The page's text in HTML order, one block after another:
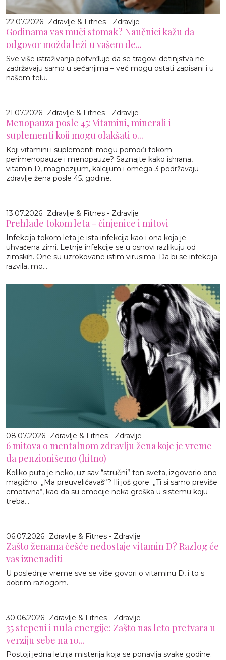
22.07.2026 Zdravlje & Fitnes - Zdravlje
Godinama vas muči stomak? Naučnici kažu da
odgovor možda leži u vašem de...
Sve više istraživanja potvrđuje da se tragovi detinjstva ne
zadržavaju samo u sećanjima – već mogu ostati zapisani i u
našem telu.
21.07.2026 Zdravlje & Fitnes - Zdravlje
Menopauza posle 45: Vitamini, minerali i
suplementi koji mogu olakšati o...
Koji vitamini i suplementi mogu pomoći tokom
perimenopauze i menopauze? Saznajte kako ishrana,
vitamin D, magnezijum, kalcijum i omega-3 podržavaju
zdravlje žena posle 45. godine.
13.07.2026 Zdravlje & Fitnes - Zdravlje
Prehlade tokom leta - činjenice i mitovi
Infekcija tokom leta je ista infekcija kao i ona koja je
uhvaćena zimi. Letnje infekcije se u osnovi razlikuju od
zimskih. One su uzrokovane istim virusima. Da bi se infekcija
razvila, mo...
08.07.2026 Zdravlje & Fitnes - Zdravlje
6 mitova o mentalnom zdravlju žena koje je vreme
da penzionišemo (hitno)
Koliko puta je neko, uz sav “stručni” ton sveta, izgovorio ono
magično: „Ma preuveličavaš“? Ili još gore: „Ti si samo previše
emotivna“, kao da su emocije neka greška u sistemu koju
treba...
06.07.2026 Zdravlje & Fitnes - Zdravlje
Zašto ženama češće nedostaje vitamin D? Razlog će
vas iznenaditi
U poslednje vreme sve se više govori o vitaminu D, i to s
dobrim razlogom.
30.06.2026 Zdravlje & Fitnes - Zdravlje
35 stepeni i nula energije: Zašto nas leto pretvara u
verziju sebe na 10...
Postoji jedna letnja misterija koja se ponavlja svake godine.